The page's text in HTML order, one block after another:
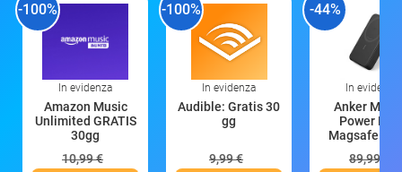
-100%
In evidenza
Amazon Music
Unlimited GRATIS
30gg
10,99 €
-100%
In evidenza
Audible: Gratis 30
gg
9,99 €
-44%
In evidenza
Anker
Power
Magsafe
89,99 €